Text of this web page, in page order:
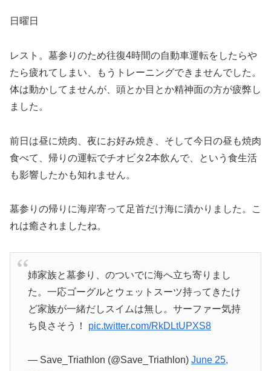
日曜日
レスト。墓参りのため往復4時間の自動車運転をしたらや
たら疲れてしまい、もうトレーニングできませんでした。
体は動かしてませんが、頭とか目とか精神面の方が疲弊し
ました。
前日は昼に焼肉、夜にお好み焼き、そして今日の昼も焼肉
食べて、帰りの運転でチオビタ2本飲んで、という食生活
も影響したかも知れません。
墓参りの帰りに海岸寄って足首だけ海に漬かりました。こ
れは癒されましたね。
姉家族と墓参り、のついでに海へ立ち寄りまし
た。一応ゴーグルとウェットスーツ持ってきたけ
ど家族が一緒だしスイムは無し。サーファー気持
ち良さそう！ pic.twitter.com/RkDLtUPXS8
— Save_Triathlon (@Save_Triathlon) June 25,